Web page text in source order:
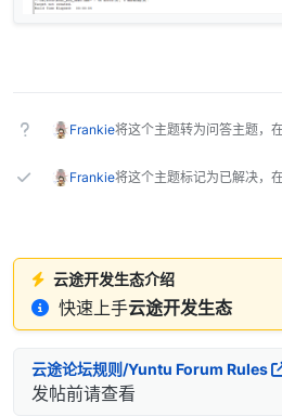
Frankie将这个主题转为问答主题，
Frankie将这个主题标记为已解决，
云途开发生态介绍
快速上手云途开发生态
云途论坛规则/Yuntu Forum Rules
发帖前请查看